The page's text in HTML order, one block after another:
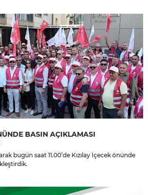
BASIN AÇIKLAMASI
bugün saat 11.00’de Kızılay İçecek önünde